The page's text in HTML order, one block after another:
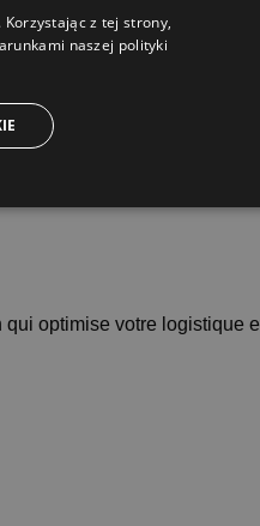
à
optimise votre logistique
z tej strony,
naszej polityki